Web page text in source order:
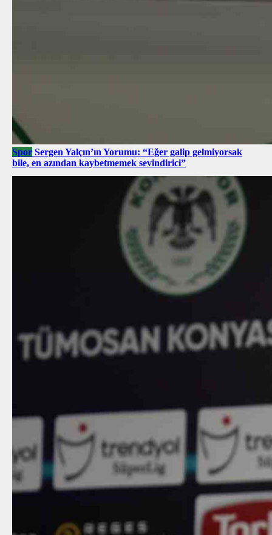
Spor Sergen Yalçın’ın Yorumu: “Eğer galip gelmiyorsak
bile, en azından kaybetmemek sevindirici”